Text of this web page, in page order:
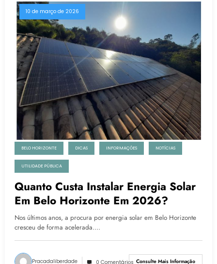
10 de março de 2026
BELO HORIZONTE DICAS INFORMAÇÕES NOTÍCIAS
UTILIDADE PÚBLICA
Quanto Custa Instalar Energia Solar
Em Belo Horizonte Em 2026?
Nos últimos anos, a procura por energia solar em Belo Horizonte
cresceu de forma acelerada.…
Pracadaliberdade 0 Comentários Consulte Mais Informação